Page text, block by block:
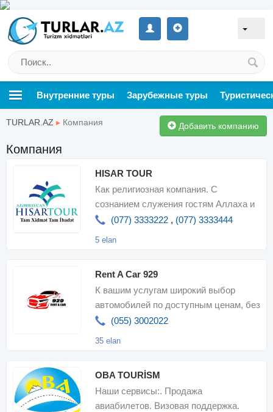
Внутренние туры Зарубежные туры
TURLAR.AZ ▸ Компания Добавить компанию
Компания
HISAR TOUR
Как религиозная компания. С
сознанием служения гостям Аллаха и
Его Посланника, мы с гордостью
(077) 3333222 , (077) 3333444
5 elan
Rent A Car 929
К вашим услугам широкий выбор
автомобилей по доступным ценам, без
залога, быстрый и удобный процесс
(055) 3002022
35 elan
OBA TOURİSM
Наши сервисы:. Продажа
авиабилетов. Визовая поддержка.